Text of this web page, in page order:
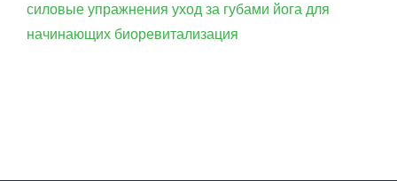
силовые упражнения уход за губами йога для
начинающих биоревитализация